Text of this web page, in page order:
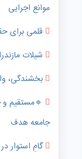
موانع اجرایی
قلمی برای
شیلات
بخشندگی،
🔹️مستقیم و
جامعه هدف
گامِ استوار